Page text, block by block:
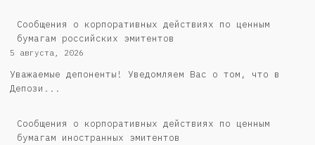
Cообщения о корпоративных действиях по ценным
бумагам российских эмитентов
5 августа, 2026
Уважаемые депоненты! Уведомляем Вас о том, что в
Депози...
Сообщения о корпоративных действиях по ценным
бумагам иностранных эмитентов